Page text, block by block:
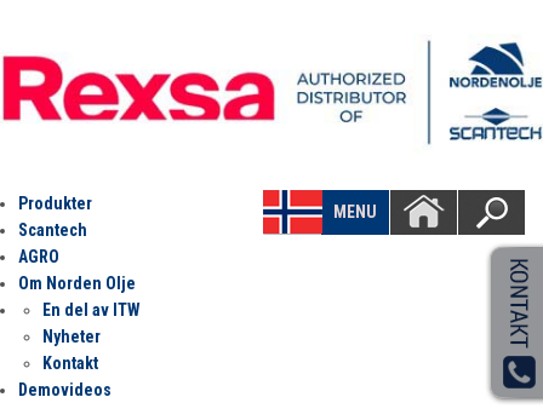
MENU
Produkter
Scantech
AGRO
Om Norden Olje
En del av ITW
Nyheter
Kontakt
Demovideos